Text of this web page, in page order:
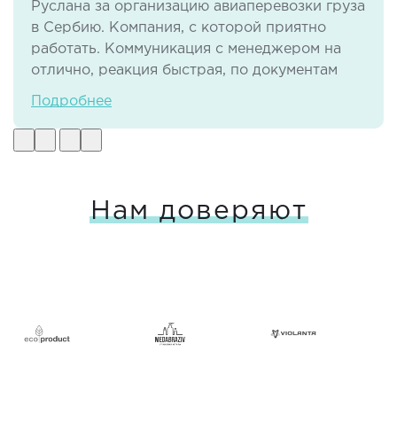
Руслана за организацию авиаперевозки груза
в Сербию. Компания, с которой приятно
работать. Коммуникация с менеджером на
отлично, реакция быстрая, по документам
тоже нет никаких проблем. И самое важное -
виде.
Подробнее
Нам доверяют